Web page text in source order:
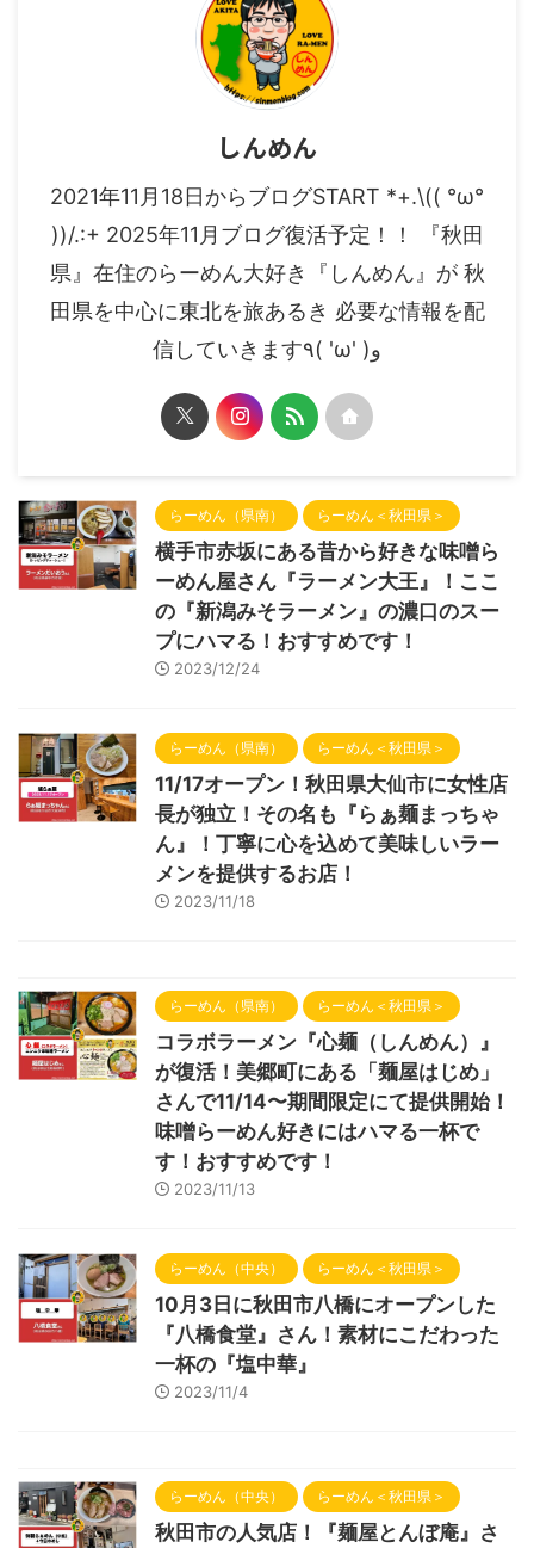
しんめん
2021年11月18日からブログSTART *+.\(( °ω°
))/.:+ 2025年11月ブログ復活予定！！ 『秋田
県』在住のらーめん大好き『しんめん』が 秋
田県を中心に東北を旅あるき 必要な情報を配
信していきます٩( 'ω' )و
らーめん（県南） らーめん＜秋田県＞
横手市赤坂にある昔から好きな味噌ら
ーめん屋さん『ラーメン大王』！ここ
の『新潟みそラーメン』の濃口のスー
プにハマる！おすすめです！
2023/12/24
らーめん（県南） らーめん＜秋田県＞
11/17オープン！秋田県大仙市に女性店
長が独立！その名も『らぁ麺まっちゃ
ん』！丁寧に心を込めて美味しいラー
メンを提供するお店！
2023/11/18
らーめん（県南） らーめん＜秋田県＞
コラボラーメン『心麺（しんめん）』
が復活！美郷町にある「麺屋はじめ」
さんで11/14〜期間限定にて提供開始！
味噌らーめん好きにはハマる一杯で
す！おすすめです！
2023/11/13
らーめん（中央） らーめん＜秋田県＞
10月3日に秋田市八橋にオープンした
『八橋食堂』さん！素材にこだわった
一杯の『塩中華』
2023/11/4
らーめん（中央） らーめん＜秋田県＞
秋田市の人気店！『麺屋とんぼ庵』さ